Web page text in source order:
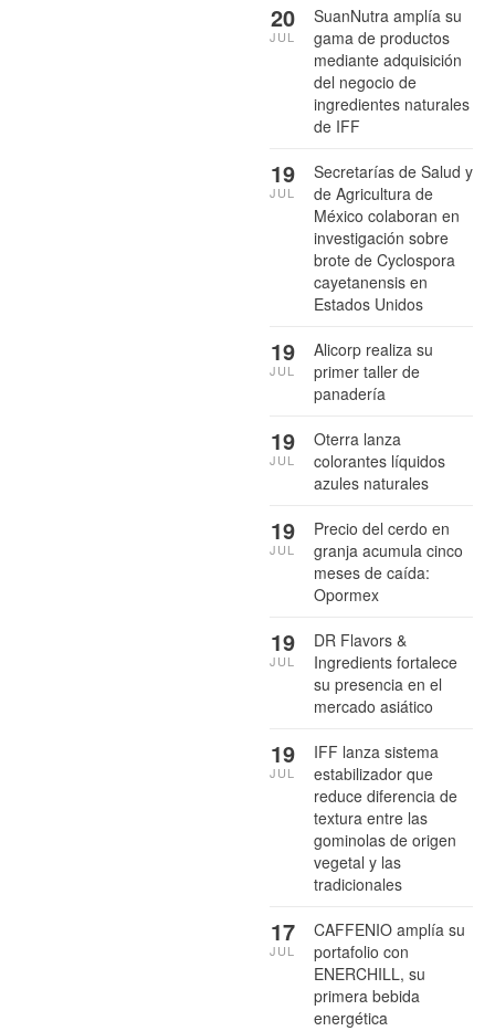
SuanNutra amplía su
gama de productos
mediante adquisición
del negocio de
ingredientes naturales
de IFF
20
JUL
Secretarías de Salud y
de Agricultura de
México colaboran en
investigación sobre
brote de Cyclospora
cayetanensis en
Estados Unidos
19
JUL
Alicorp realiza su
primer taller de
panadería
19
JUL
Oterra lanza
colorantes líquidos
azules naturales
19
JUL
Precio del cerdo en
granja acumula cinco
meses de caída:
Opormex
19
JUL
DR Flavors &
Ingredients fortalece
su presencia en el
mercado asiático
19
JUL
IFF lanza sistema
estabilizador que
reduce diferencia de
textura entre las
gominolas de origen
vegetal y las
tradicionales
19
JUL
CAFFENIO amplía su
portafolio con
ENERCHILL, su
primera bebida
energética
17
JUL